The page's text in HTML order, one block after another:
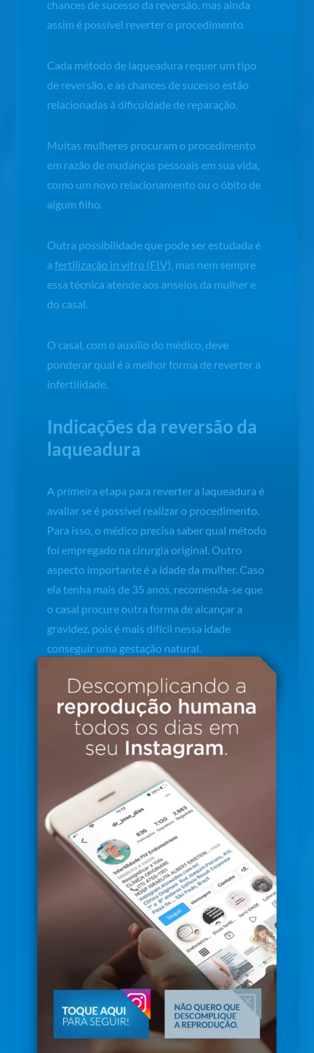
chances de sucesso da reversão, mas ainda
assim é possível reverter o procedimento.
Cada método de laqueadura requer um tipo
de reversão, e as chances de sucesso estão
relacionadas à dificuldade de reparação.
Muitas mulheres procuram o procedimento
em razão de mudanças pessoais em sua vida,
como um novo relacionamento ou o óbito de
algum filho.
Outra possibilidade que pode ser estudada é
afertilização in vitro (FIV), mas nem sempre
essa técnica atende aos anseios da mulher e
do casal.
O casal, com o auxílio do médico, deve
ponderar qual é a melhor forma de reverter a
infertilidade.
Indicações da reversão da
laqueadura
A primeira etapa para reverter a laqueadura é
avaliar se é possível realizar o procedimento.
Para isso, o médico precisa saber qual método
foi empregado na cirurgia original. Outro
aspecto importante é a idade da mulher. Caso
ela tenha mais de 35 anos, recomenda-se que
o casal procure outra forma de alcançar a
gravidez, pois é mais difícil nessa idade
conseguir uma gestação natural.
De qualquer forma, o procedimento está
indicado para mulheres ainda em idade fértil
que queiram novamente ter filhos de forma
natural sem o auxílio de técnicas de
reprodução assistida.
O procedimento
Para devolver a fertilidade à mulher, a cirurgia
de reversão de laqueadura reconstrói as
tubas. O profissional a realizar o
procedimento, que exige muita habilidade,
deve ter uma grande experiência na área, já
que se trata de uma microcirurgia delicada.
A cirurgia é realizada preferencialmente por
via laparoscópica com a paciente geralmente
sob anestesia geral.